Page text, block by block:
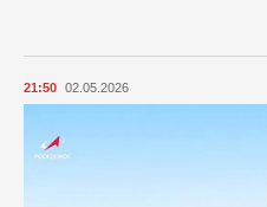
21:50 02.05.2026